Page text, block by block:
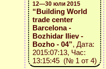
12—30 юли 2015
“Building World
trade center
Barcelona -
Bozhidar Iliev -
Bozho - 04”, Дата:
2015:07:13, Час:
13:15:45 (№ 1 от 4)